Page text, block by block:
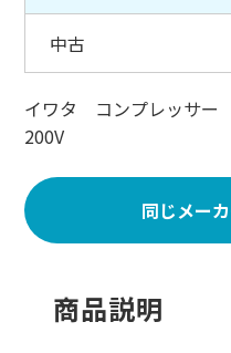
中古
イワタ コンプレッサ
200V
同じメー
商品説明